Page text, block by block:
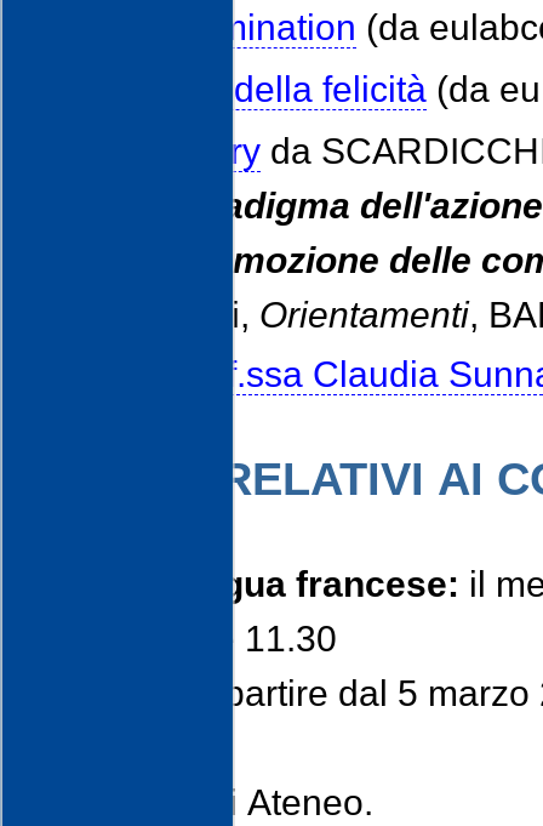
Self determination (da
Lo spread della felicità (da
Hope theory da
come paradigma
con la promozione delle
I., a cura di, Orientamenti,
Materiali prof.ssa Claudia
AVVISI RELATIVI AI
Corso di lingua francese: il
venerdì dalle 11.30
alle 13.30 a partire dal 5
Linguistico di Ateneo.